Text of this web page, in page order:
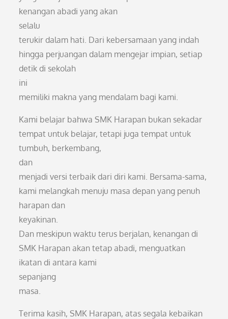
kenangan abadi yang akan
selalu
terukir dalam hati. Dari kebersamaan yang indah
hingga perjuangan dalam mengejar impian, setiap
detik di sekolah
ini
memiliki makna yang mendalam bagi kami.
Kami belajar bahwa SMK Harapan bukan sekadar
tempat untuk belajar, tetapi juga tempat untuk
tumbuh, berkembang,
dan
menjadi versi terbaik dari diri kami. Bersama-sama,
kami melangkah menuju masa depan yang penuh
harapan dan
keyakinan.
Dan meskipun waktu terus berjalan, kenangan di
SMK Harapan akan tetap abadi, menguatkan
ikatan di antara kami
sepanjang
masa.
Terima kasih, SMK Harapan, atas segala kebaikan